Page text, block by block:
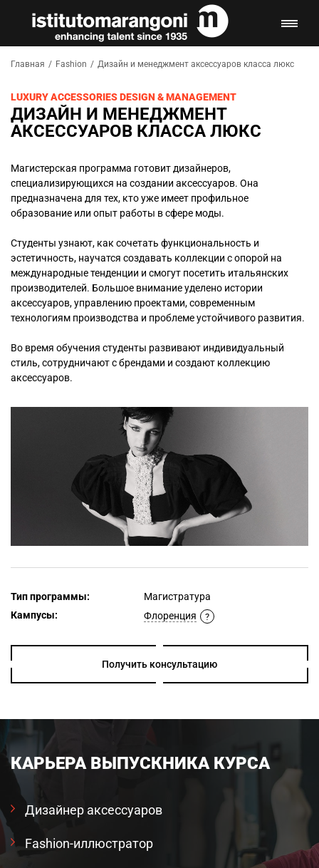
Главная / Fashion / Дизайн и менеджмент аксессуаров класса люкс
LUXURY ACCESSORIES DESIGN & MANAGEMENT
ДИЗАЙН И МЕНЕДЖМЕНТ
АКСЕССУАРОВ КЛАССА ЛЮКС
Магистерская программа готовит дизайнеров,
специализирующихся на создании аксессуаров. Она
предназначена для тех, кто уже имеет профильное
образование или опыт работы в сфере моды.
Студенты узнают, как сочетать функциональность и
эстетичность, научатся создавать коллекции с опорой на
международные тенденции и смогут посетить итальянских
производителей. Большое внимание уделено истории
аксессуаров, управлению проектами, современным
технологиям производства и проблеме устойчивого развития.
Во время обучения студенты развивают индивидуальный
стиль, сотрудничают с брендами и создают коллекцию
аксессуаров.
Тип программы:
Магистратура
Кампусы:
Флоренция ?
Получить консультацию
КАРЬЕРА ВЫПУСКНИКА КУРСА
Дизайнер аксессуаров
Fashion-иллюстратор